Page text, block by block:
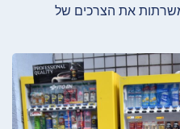
את הצרכים של